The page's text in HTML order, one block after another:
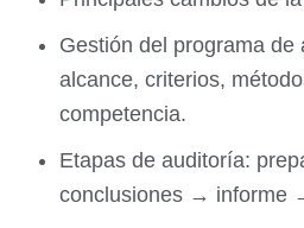
Gestión del programa de
alcance, criterios,
competencia.
Etapas de auditoría:
conclusiones → informe